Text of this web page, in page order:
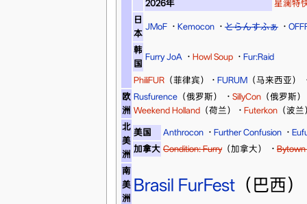
2026年
星澜特
日
本
JMoF · Kemocon · とらんすふぁ ·
韩
国
Furry JoA · Howl Soup · Fur:Raid
PhiliFUR（菲律宾） · FURUM（马来西亚）
欧
洲
Rusfurence（俄罗斯） · SillyCon（俄罗斯）
Weekend Holland（荷兰） · Futerkon（波兰
北
美
洲
美国 Anthrocon · Further Confusion ·
加拿大 Condition: Furry（加拿大） · Bytown
南
美
洲
Brasil FurFest（巴西）